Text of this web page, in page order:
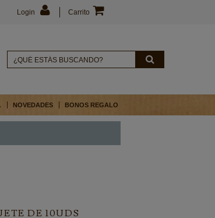
Carrito
Login
NOVEDADES BONOS REGALO
DE 10UDS